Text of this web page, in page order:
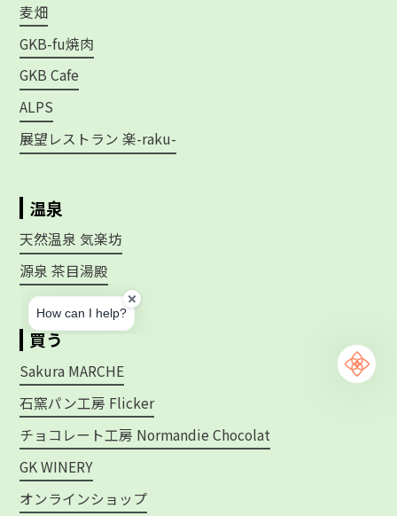
麦畑
GKB-fu焼肉
GKB Cafe
ALPS
展望レストラン 楽-raku-
温泉
天然温泉 気楽坊
源泉 茶目湯殿
買う
Sakura MARCHE
石窯パン工房 Flicker
チョコレート工房 Normandie Chocolat
GK WINERY
オンラインショップ